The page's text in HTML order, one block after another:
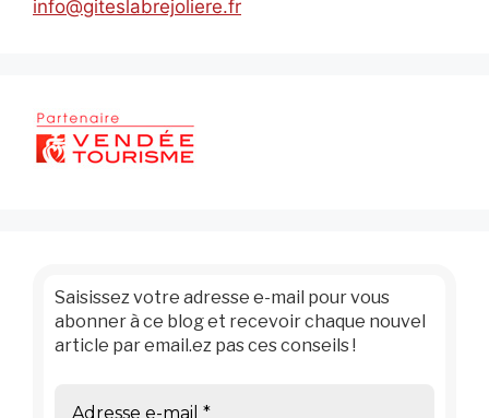
info@giteslabrejoliere.fr
Saisissez votre adresse e-mail pour vous
abonner à ce blog et recevoir chaque nouvel
article par email.ez pas ces conseils !